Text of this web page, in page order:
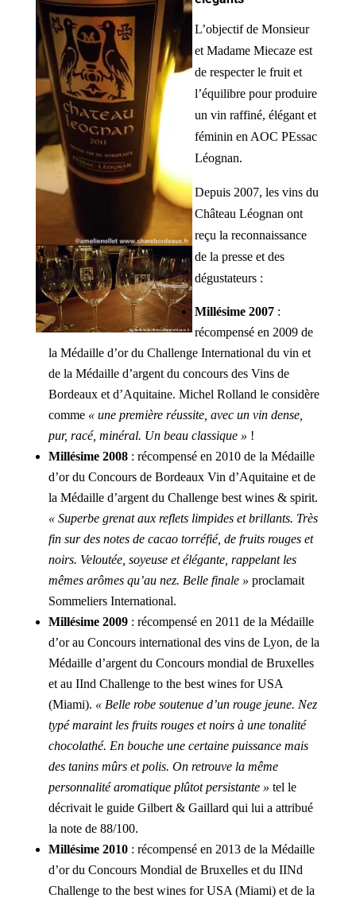
L’objectif de Monsieur
et Madame Miecaze est
de respecter le fruit et
l’équilibre pour produire
un vin raffiné, élégant et
féminin en AOC PEssac
Léognan.
Depuis 2007, les vins du
Château Léognan ont
reçu la reconnaissance
de la presse et des
dégustateurs :
Millésime 2007 :
récompensé en 2009 de
la Médaille d’or du Challenge International du vin et
de la Médaille d’argent du concours des Vins de
Bordeaux et d’Aquitaine. Michel Rolland le considère
comme « une première réussite, avec un vin dense,
pur, racé, minéral. Un beau classique » !
Millésime 2008: récompensé en 2010 de la Médaille
d’or du Concours de Bordeaux Vin d’Aquitaine et de
la Médaille d’argent du Challenge best wines & spirit.
« Superbe grenat aux reflets limpides et brillants. Très
fin sur des notes de cacao torréfié, de fruits rouges et
noirs. Veloutée, soyeuse et élégante, rappelant les
mêmes arômes qu’au nez. Belle finale » proclamait
Sommeliers International.
Millésime 2009: récompensé en 2011 de la Médaille
d’or au Concours international des vins de Lyon, de la
Médaille d’argent du Concours mondial de Bruxelles
et au IInd Challenge to the best wines for USA
(Miami). « Belle robe soutenue d’un rouge jeune. Nez
typé maraint les fruits rouges et noirs à une tonalité
chocolathé. En bouche une certaine puissance mais
des tanins mûrs et polis. On retrouve la même
personnalité aromatique plûtot persistante » tel le
décrivait le guide Gilbert & Gaillard qui lui a attribué
la note de 88/100.
Millésime 2010: récompensé en 2013 de la Médaille
d’or du Concours Mondial de Bruxelles et du IINd
Challenge to the best wines for USA (Miami) et de la